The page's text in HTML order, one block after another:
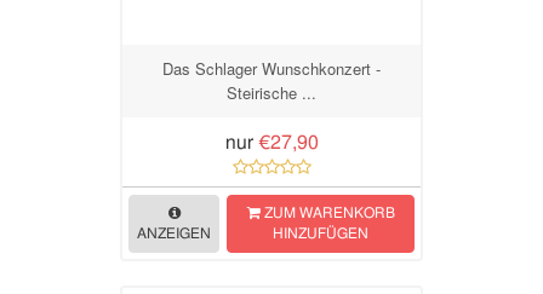
Das Schlager Wunschkonzert -
Steirische ...
nur €27,90
ANZEIGEN
ZUM WARENKORB
HINZUFÜGEN